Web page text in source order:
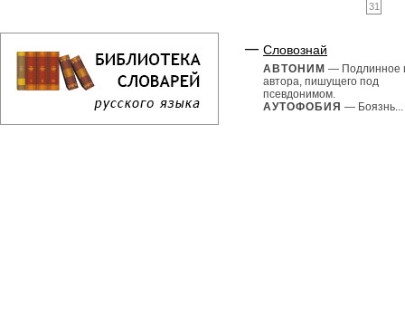
31
Словознай
АВТОНИМ — Подлинное
автора, пишущего под
псевдонимом.
АУТОФОБИЯ — Боязнь...